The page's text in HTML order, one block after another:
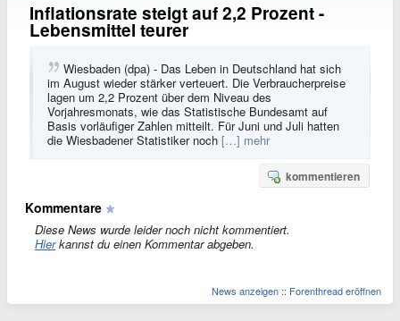
Inflationsrate steigt auf 2,2 Prozent -
Lebensmittel teurer
Wiesbaden (dpa) - Das Leben in Deutschland hat sich
im August wieder stärker verteuert. Die Verbraucherpreise
lagen um 2,2 Prozent über dem Niveau des
Vorjahresmonats, wie das Statistische Bundesamt auf
Basis vorläufiger Zahlen mitteilt. Für Juni und Juli hatten
die Wiesbadener Statistiker noch […] mehr
kommentieren
Kommentare
Diese News wurde leider noch nicht kommentiert.
Hierkannst du einen Kommentar abgeben.
News anzeigen :: Forenthread eröffnen